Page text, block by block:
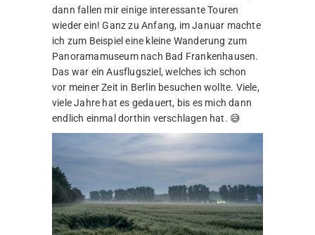
dann fallen mir einige interessante Touren
wieder ein! Ganz zu Anfang, im Januar machte
ich zum Beispiel eine kleine Wanderung zum
Panoramamuseum nach Bad Frankenhausen.
Das war ein Ausflugsziel, welches ich schon
vor meiner Zeit in Berlin besuchen wollte. Viele,
viele Jahre hat es gedauert, bis es mich dann
endlich einmal dorthin verschlagen hat. 😅